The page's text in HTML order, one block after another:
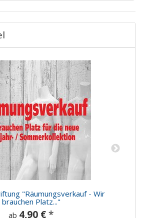
"Räumungsverkauf - Wir
brauchen Platz..."
ab 4,90 €*